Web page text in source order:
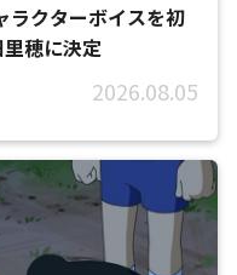
ラクターボイスを初
穂に決定
2026.08.05